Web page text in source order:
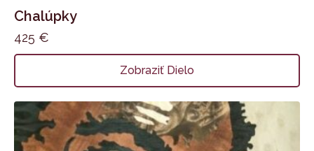
Chalúpky
425 €
Zobraziť Dielo